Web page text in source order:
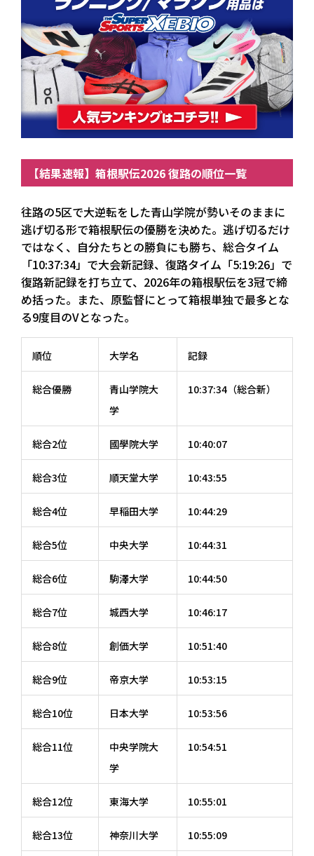
【結果速報】箱根駅伝2026 復路の順位一覧
往路の5区で大逆転をした青山学院が勢いそのままに
逃げ切る形で箱根駅伝の優勝を決めた。逃げ切るだけ
ではなく、自分たちとの勝負にも勝ち、総合タイム
「10:37:34」で大会新記録、復路タイム「5:19:26」で
復路新記録を打ち立て、2026年の箱根駅伝を3冠で締
め括った。また、原監督にとって箱根単独で最多とな
る9度目のVとなった。
順位 大学名 記録
総合優勝
青山学院大
学
10:37:34（総合新）
総合2位 國學院大学 10:40:07
総合3位 順天堂大学 10:43:55
総合4位 早稲田大学 10:44:29
総合5位 中央大学 10:44:31
総合6位 駒澤大学 10:44:50
総合7位 城西大学 10:46:17
総合8位 創価大学 10:51:40
総合9位 帝京大学 10:53:15
総合10位 日本大学 10:53:56
総合11位
中央学院大
学
10:54:51
総合12位 東海大学 10:55:01
総合13位 神奈川大学 10:55:09